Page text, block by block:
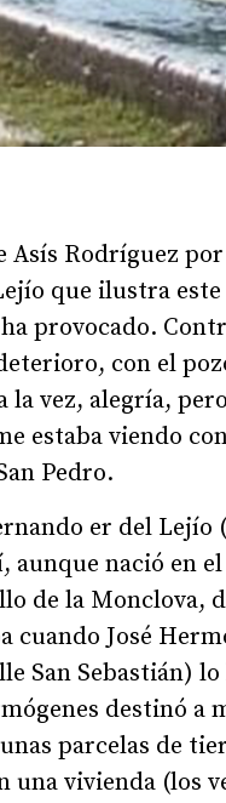
Asís Rodríguez
que ilustra
provocado.
con el
la vez, alegría,
estaba viendo
Pedro.
er del Lejío
aunque nació en
de la Monclova,
José
San Sebastián)
destinó a
parcelas de
una vivienda (los